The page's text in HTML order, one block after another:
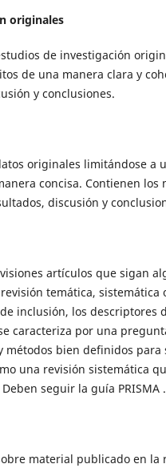
originales
de investigación
de una manera clara y
y conclusiones.
originales limitándose
concisa. Contienen
discusión y
artículos que sigan
temática,
inclusión, los descriptores
caracteriza por una
métodos bien definidos
una revisión sistemática
seguir la guía PRISMA .
material publicado en